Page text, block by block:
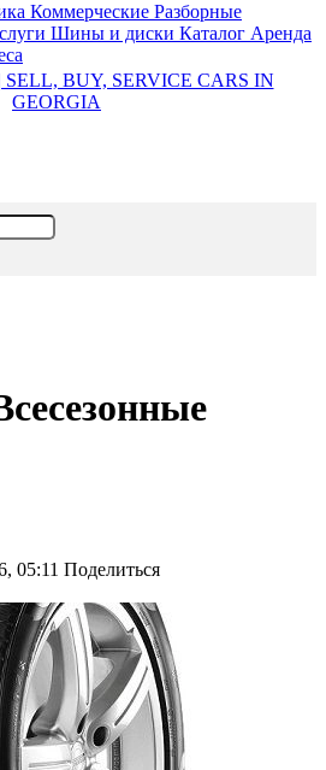
Коммерческие Разборные
Шины и диски Каталог Аренда
05:11 Поделиться